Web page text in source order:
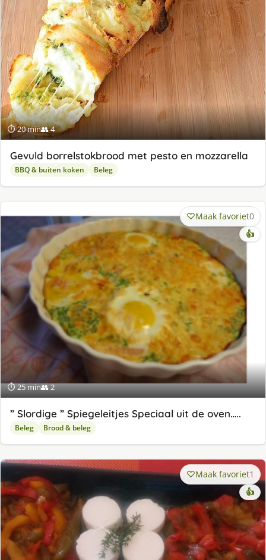
⏱ 20 min👥 4
Gevuld borrelstokbrood met pesto en mozzarella
BBQ & buiten koken Beleg
⏱ 25 min👥 2
Maak favoriet0
👍
” Slordige ” Spiegeleitjes Speciaal uit de oven…..
Beleg Brood & beleg
Maak favoriet1
👍